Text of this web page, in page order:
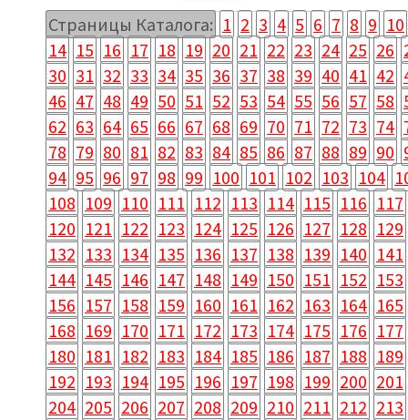
Страницы Каталога: 1 2 3 4 5 6 7 8 9 10
14 15 16 17 18 19 20 21 22 23 24 25 26
30 31 32 33 34 35 36 37 38 39 40 41 42
46 47 48 49 50 51 52 53 54 55 56 57 58
62 63 64 65 66 67 68 69 70 71 72 73 74
78 79 80 81 82 83 84 85 86 87 88 89 90
94 95 96 97 98 99 100 101 102 103 104
108 109 110 111 112 113 114 115 116 117
120 121 122 123 124 125 126 127 128 129
132 133 134 135 136 137 138 139 140 141
144 145 146 147 148 149 150 151 152 153
156 157 158 159 160 161 162 163 164 165
168 169 170 171 172 173 174 175 176 177
180 181 182 183 184 185 186 187 188 189
192 193 194 195 196 197 198 199 200 201
204 205 206 207 208 209 210 211 212 213